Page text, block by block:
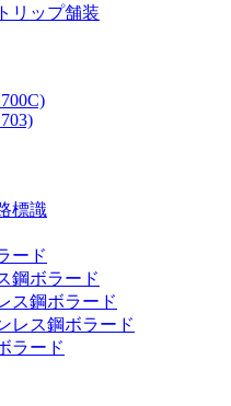
リップ舗装
標識
ード
鋼ボラード
ス鋼ボラード
レス鋼ボラード
ラード